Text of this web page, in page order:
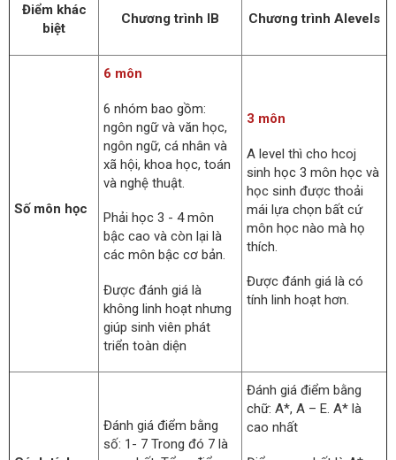
Điểm khác
biệt
Chương trình IB Chương trình Alevels
Số môn học
6 môn
6 nhóm bao gồm:
ngôn ngữ và văn học,
ngôn ngữ, cá nhân và
xã hội, khoa học, toán
và nghệ thuật.
Phải học 3 - 4 môn
bậc cao và còn lại là
các môn bậc cơ bản.
Được đánh giá là
không linh hoạt nhưng
giúp sinh viên phát
triển toàn diện
3 môn
A level thì cho hcoj
sinh học 3 môn học và
học sinh được thoải
mái lựa chọn bất cứ
môn học nào mà họ
thích.
Được đánh giá là có
tính linh hoạt hơn.
Đánh giá điểm bằng
số: 1- 7 Trong đó 7 là
Đánh giá điểm bằng
chữ: A*, A – E. A* là
cao nhất